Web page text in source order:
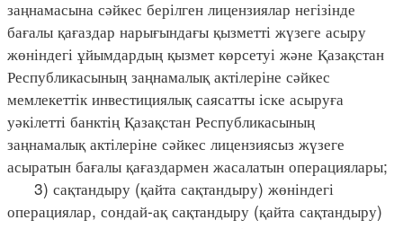
заңнамасына сәйкес берілген лицензиялар негізінде
бағалы қағаздар нарығындағы қызметті жүзеге асыру
жөніндегі ұйымдардың қызмет көрсетуі және Қазақстан
Республикасының заңнамалық актілеріне сәйкес
мемлекеттік инвестициялық саясатты іске асыруға
уәкілетті банктің Қазақстан Республикасының
заңнамалық актілеріне сәйкес лицензиясыз жүзеге
асыратын бағалы қағаздармен жасалатын операциялары;
3) сақтандыру (қайта сақтандыру) жөніндегі
операциялар, сондай-ақ сақтандыру (қайта сақтандыру)